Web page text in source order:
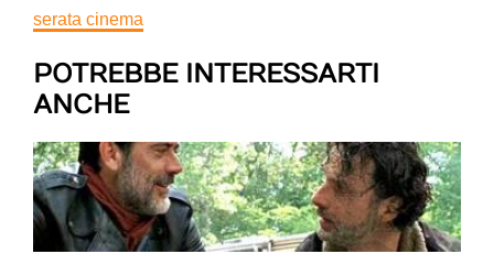
serata cinema
POTREBBE INTERESSARTI
ANCHE